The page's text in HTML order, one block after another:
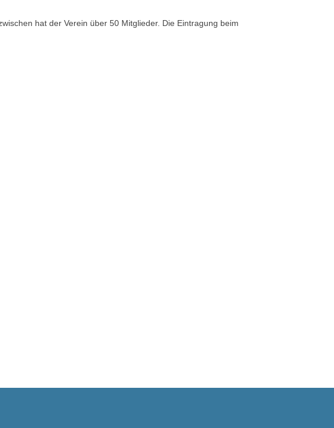
hat der Verein über 50 Mitglieder. Die Eintragung beim